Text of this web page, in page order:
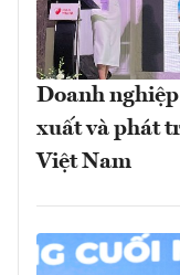
Doanh
xuất và phát
Việt Nam